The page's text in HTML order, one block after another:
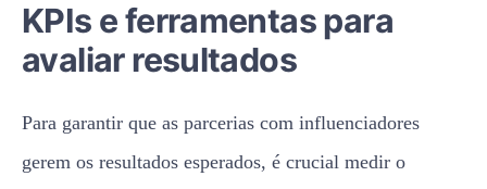
KPIs e ferramentas para
avaliar resultados
Para garantir que as parcerias com influenciadores
gerem os resultados esperados, é crucial medir o